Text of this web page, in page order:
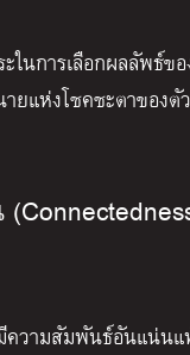
ในการเลือกผลลัพธ์ข
ยแห่งโชคชะตาของตัว
ความสัมพันธ์อันแน่น